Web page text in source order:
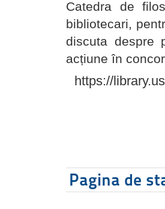
Catedra de
bibliotecari,
discuta despre
acțiune în
https://
Pagina de